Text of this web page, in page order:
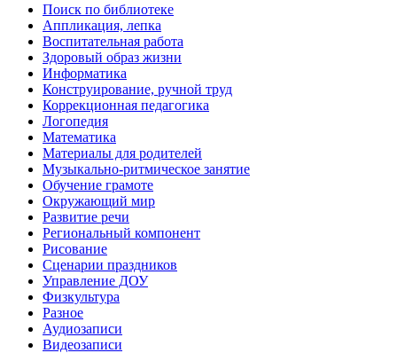
Поиск по библиотеке
Аппликация, лепка
Воспитательная работа
Здоровый образ жизни
Информатика
Конструирование, ручной труд
Коррекционная педагогика
Логопедия
Математика
Материалы для родителей
Музыкально-ритмическое занятие
Обучение грамоте
Окружающий мир
Развитие речи
Региональный компонент
Рисование
Сценарии праздников
Управление ДОУ
Физкультура
Разное
Аудиозаписи
Видеозаписи